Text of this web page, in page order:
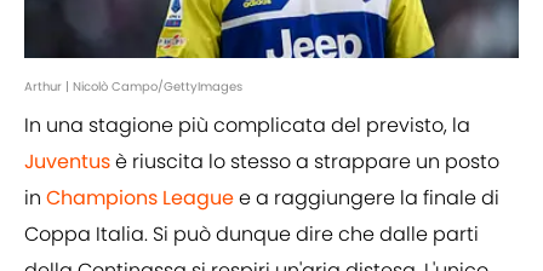
Arthur | Nicolò Campo/GettyImages
In una stagione più complicata del previsto, la
Juventusè riuscita lo stesso a strappare un posto
in Champions Leaguee a raggiungere la finale di
Coppa Italia. Si può dunque dire che dalle parti